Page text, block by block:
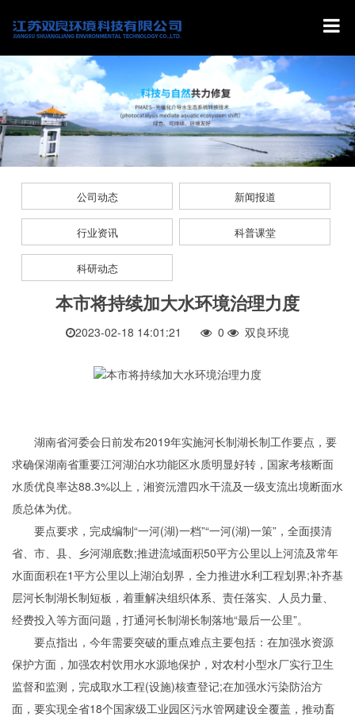
公司动态 新闻报道
行业资讯 科普课堂
科研动态
本市将持续加大水环境治理力度
2023-02-18 14:01:21 0 双良环境
湖南省河委会日前发布2019年实施河长制湖长制工作要点，要
求确保湖南省重要江河湖泊水功能区水质明显好转，国家考核断面
水质优良率达88.3%以上，湘资沅澧四水干流及一级支流出境断面水
质总体为优。
要点要求，完成编制“一河(湖)一档”“一河(湖)一策”，全面摸清
省、市、县、乡河湖底数;推进流域面积50平方公里以上河流及常年
水面面积在1平方公里以上湖泊划界，全力推进水利工程划界;补齐基
层河长制湖长制短板，着重解决组织体系、责任落实、人员力量、
经费投入等方面问题，打通河长制湖长制落地“最后一公里”。
要点指出，今年需要突破的重点难点主要包括：在加强水资源
保护方面，加强农村饮用水水源地保护，对农村小型水厂实行卫生
监督和监测，完成取水工程(设施)核查登记;在加强水污染防治方
面，要实现全省18个国家级工业园区污水管网建设全覆盖，推动畜